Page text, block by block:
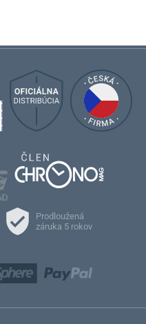
Prodloužená
záruka 5 rokov